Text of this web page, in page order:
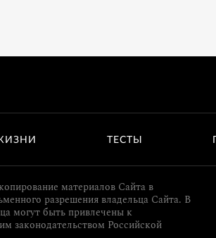
ТЕСТЫ
материалов Сайта в
разрешения владельца Сайта. В
могут быть привлечены к
законодательством Российской